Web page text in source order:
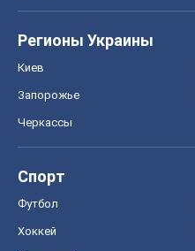
Регионы Украины
Киев
Запорожье
Черкассы
Спорт
Футбол
Хоккей